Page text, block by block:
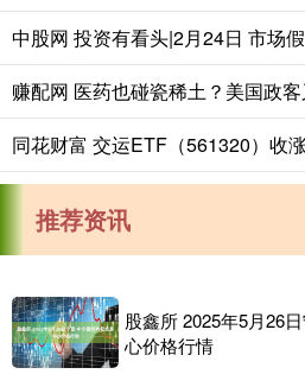
赚配网 医药也碰瓷稀土？美国政
推荐资讯
股鑫所 2025年5月26
心价格行情